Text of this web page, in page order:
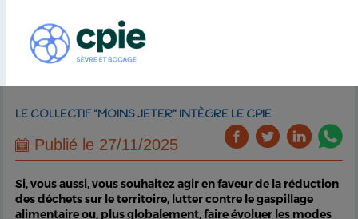
LE COLLECTIF "MOINS JETER" INTÈGRE LE CPIE
Publié le 27/11/2025
Si, vous aussi, vous souhaitez agir en faveur de la réduction
des déchets sur le territoire, lutter contre le gaspillage
alimentaire ou, plus globalement, faire évoluer les modes